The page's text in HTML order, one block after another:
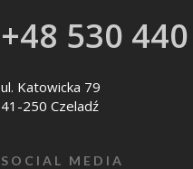
+48 530
ul. Katowicka 79
41-250 Czeladź
SOCIAL MEDIA